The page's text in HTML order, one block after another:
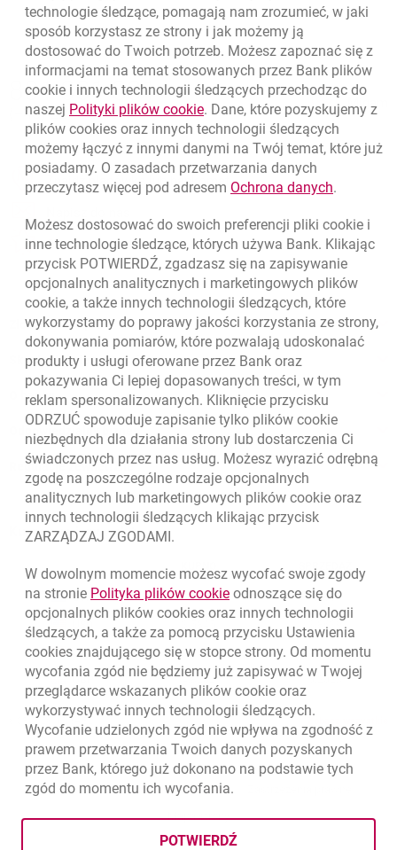
Nawigacja dolna
Zadzwoń do nas
801 331 331
(+48) 22 598 40 40
Migam
Znajdź placówkę lub bankomat otwiera się w nowej karcie
Oceń nas otwiera się w nowej karcie
Złóż wniosek przez internet
Skontaktuj się ze Specjalistą
O banku
Kursy wymiany walut
Kursy wymiany walut. Data aktualizacji: 6.08.2026, 12:54:32
WALUTA KUPNO SPRZEDAŻ
EUR 4.1358 4.4581
USD 3.8639
CHF 4.4248 4.7696
GBP 4.8262 5.2023
6.08.2026, 12:54:32
Odpowiedzialny biznes
Regulacje zewnętrzne
Ochrona danychotwiera się w nowej karcie
Ustawieniacookies
Mapa stronyotwiera się w nowej karcie
technologie śledzące, pomagają nam zrozumieć, w jaki
sposób korzystasz ze strony i jak możemy ją
dostosować do Twoich potrzeb. Możesz zapoznać się z
informacjami na temat stosowanych przez Bank plików
cookie i innych technologii śledzących przechodząc do
naszej Polityki plików cookielink otwiera się w nowym oknie
. Dane, które pozyskujemy z
plików cookies oraz innych technologii śledzących
możemy łączyć z innymi danymi na Twój temat, które już
posiadamy. O zasadach przetwarzania danych
przeczytasz więcej pod adresem Ochrona danychlink
.
Możesz dostosować do swoich preferencji pliki cookie i
inne technologie śledzące, których używa Bank. Klikając
przycisk POTWIERDŹ, zgadzasz się na zapisywanie
opcjonalnych analitycznych i marketingowych plików
cookie, a także innych technologii śledzących, które
wykorzystamy do poprawy jakości korzystania ze strony,
dokonywania pomiarów, które pozwalają udoskonalać
produkty i usługi oferowane przez Bank oraz
pokazywania Ci lepiej dopasowanych treści, w tym
reklam spersonalizowanych. Kliknięcie przycisku
ODRZUĆ spowoduje zapisanie tylko plików cookie
niezbędnych dla działania strony lub dostarczenia Ci
świadczonych przez nas usług. Możesz wyrazić odrębną
zgodę na poszczególne rodzaje opcjonalnych
analitycznych lub marketingowych plików cookie oraz
innych technologii śledzących klikając przycisk
ZARZĄDZAJ ZGODAMI.
W dowolnym momencie możesz wycofać swoje zgody
na stronie Polityka plików cookielink otwiera się w nowym
odnoszące się do
opcjonalnych plików cookies oraz innych technologii
śledzących, a także za pomocą przycisku Ustawienia
cookies znajdującego się w stopce strony. Od momentu
wycofania zgód nie będziemy już zapisywać w Twojej
przeglądarce wskazanych plików cookie oraz
wykorzystywać innych technologii śledzących.
Wycofanie udzielonych zgód nie wpływa na zgodność z
prawem przetwarzania Twoich danych pozyskanych
przez Bank, którego już dokonano na podstawie tych
zgód do momentu ich wycofania.
POTWIERDŹ